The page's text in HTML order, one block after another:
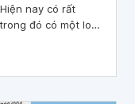
nay có rất
đó có một loại
sử dụng?